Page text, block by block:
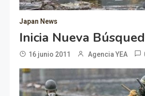
Japan News
Inicia Nueva
16 junio 2011 Agencia YEA